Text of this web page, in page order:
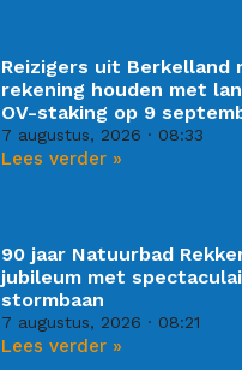
Reizigers uit Berkelland
rekening houden met
OV-staking op 9
7 augustus, 2026 08:33
Lees verder »
90 jaar Natuurbad
jubileum met
stormbaan
7 augustus, 2026 08:21
Lees verder »